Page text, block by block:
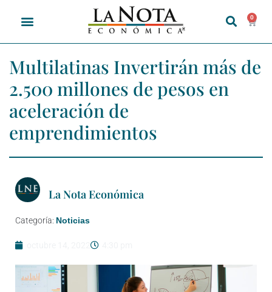
0
Multilatinas Invertirán más de
2.500 millones de pesos en
aceleración de
emprendimientos
La Nota Económica
Categoría: Noticias